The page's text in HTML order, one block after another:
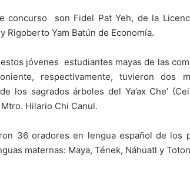
concurso son Fidel Pat Yeh, de la
Rigoberto Yam Batún de Economía.
jóvenes estudiantes mayas de las
respectivamente, tuvieron dos
los sagrados árboles del Ya’ax Che’
Hilario Chi Canul.
36 oradores en lengua español de los
maternas: Maya, Tének, Náhuatl y